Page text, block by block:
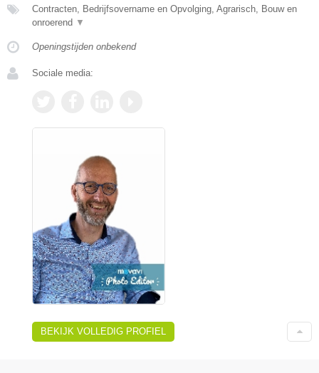
Contracten, Bedrijfsovername en Opvolging, Agrarisch, Bouw en
onroerend ▼
Openingstijden onbekend
Sociale media:
BEKIJK VOLLEDIG PROFIEL